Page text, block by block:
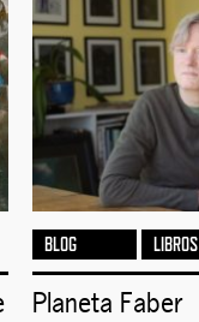
BLOG LIBROS
Planeta Faber